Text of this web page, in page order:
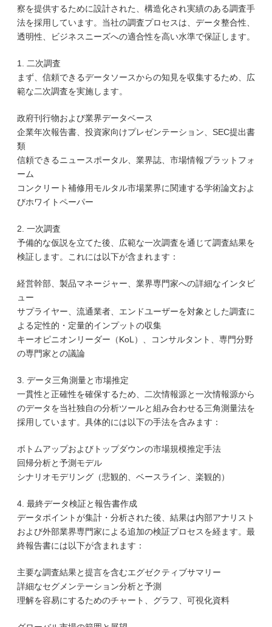
察を提供するために設計された、構造化され実績のある調査手
法を採用しています。当社の調査プロセスは、データ整合性、
透明性、ビジネスニーズへの適合性を高い水準で保証します。
1. 二次調査
まず、信頼できるデータソースからの知見を収集するため、広
範な二次調査を実施します。
政府刊行物および業界データベース
企業年次報告書、投資家向けプレゼンテーション、SEC提出書
類
信頼できるニュースポータル、業界誌、市場情報プラットフォ
ーム
コンクリート補修用モルタル市場業界に関連する学術論文およ
びホワイトペーパー
2. 一次調査
予備的な仮説を立てた後、広範な一次調査を通じて調査結果を
検証します。これには以下が含まれます：
経営幹部、製品マネージャー、業界専門家への詳細なインタビ
ュー
サプライヤー、流通業者、エンドユーザーを対象とした調査に
よる定性的・定量的インプットの収集
キーオピニオンリーダー（KoL）、コンサルタント、専門分野
の専門家との議論
3. データ三角測量と市場推定
一貫性と正確性を確保するため、二次情報源と一次情報源から
のデータを当社独自の分析ツールと組み合わせる三角測量法を
採用しています。具体的には以下の手法を含みます：
ボトムアップおよびトップダウンの市場規模推定手法
回帰分析と予測モデル
シナリオモデリング（悲観的、ベースライン、楽観的）
4. 最終データ検証と報告書作成
データポイントが集計・分析された後、結果は内部アナリスト
および外部業界専門家による追加の検証プロセスを経ます。最
終報告書には以下が含まれます：
主要な調査結果と提言を含むエグゼクティブサマリー
詳細なセグメンテーション分析と予測
理解を容易にするためのチャート、グラフ、可視化資料